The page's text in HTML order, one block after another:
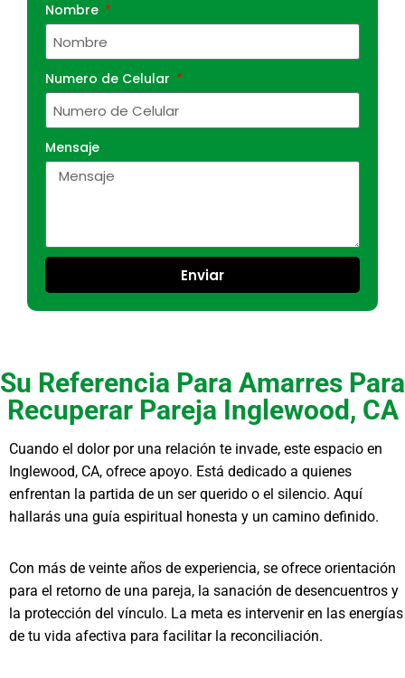
Nombre
Numero de Celular
Mensaje
Enviar
Su Referencia Para Amarres Para
Recuperar Pareja Inglewood, CA
Cuando el dolor por una relación te invade, este espacio en
Inglewood, CA, ofrece apoyo. Está dedicado a quienes
enfrentan la partida de un ser querido o el silencio. Aquí
hallarás una guía espiritual honesta y un camino definido.
Con más de veinte años de experiencia, se ofrece orientación
para el retorno de una pareja, la sanación de desencuentros y
la protección del vínculo. La meta es intervenir en las energías
de tu vida afectiva para facilitar la reconciliación.